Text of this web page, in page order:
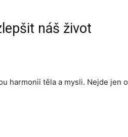
náš život
harmonii těla a mysli. Nejde jen o